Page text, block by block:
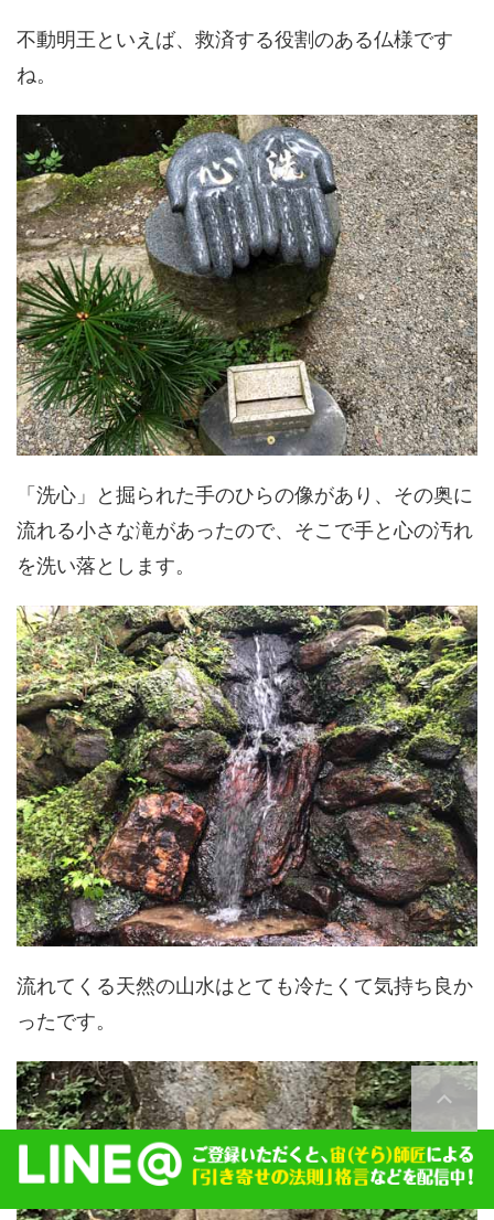
不動明王といえば、救済する役割のある仏様です
ね。
「洗心」と掘られた手のひらの像があり、その奥に
流れる小さな滝があったので、そこで手と心の汚れ
を洗い落とします。
流れてくる天然の山水はとても冷たくて気持ち良か
ったです。